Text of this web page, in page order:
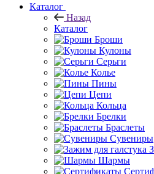
Каталог
Назад
Каталог
Броши
Кулоны
Серьги
Колье
Пины
Цепи
Кольца
Брелки
Браслеты
Сувениры
Шармы